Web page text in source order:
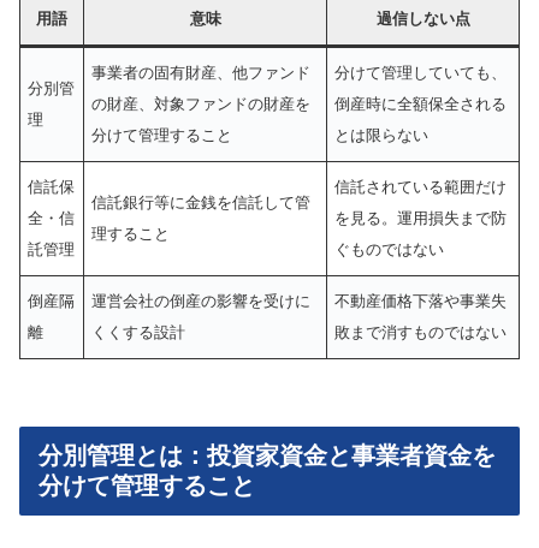
用語 意味 過信しない点
分別管
理
事業者の固有財産、他ファンド
の財産、対象ファンドの財産を
分けて管理すること
分けて管理していても、
倒産時に全額保全される
とは限らない
信託保
全・信
託管理
信託銀行等に金銭を信託して管
理すること
信託されている範囲だけ
を見る。運用損失まで防
ぐものではない
倒産隔
離
運営会社の倒産の影響を受けに
くくする設計
不動産価格下落や事業失
敗まで消すものではない
分別管理とは：投資家資金と事業者資金を
分けて管理すること